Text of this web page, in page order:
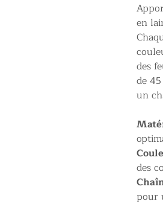
en
des
de
un
des
pour